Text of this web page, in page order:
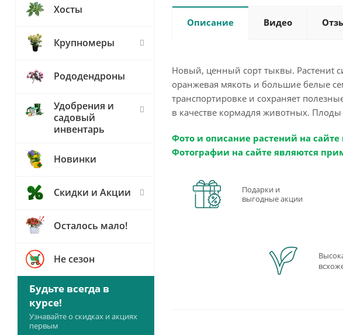
Описание Видео
Новый, ценный сорт тыквы. Растениt
оранжевая мякоть и большие белые
транспортировке и сохраняет
в качестве кормадля животных.
Фото и описание растений на
Фотографии на сайте являются
Подарки и
выгодные акции
Хосты
Крупномеры
Рододендроны
Удобрения и
садовый
инвентарь
Новинки
Скидки и Акции
Осталось мало!
Не сезон
Будьте всегда в
курсе!
Узнавайте о скидках и акциях
первым